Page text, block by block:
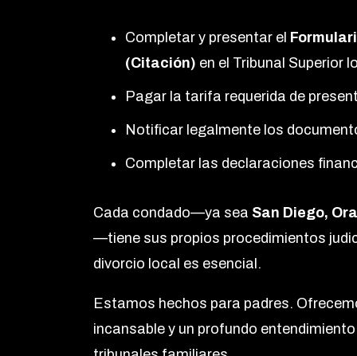
Completar y presentar el
(Citación) en el Tribunal Superior
Pagar la tarifa requerida de
Notificar legalmente los
Completar las declaraciones
Cada condado—ya sea San Diego,
—tiene sus propios procedimientos
divorcio local es esencial.
Estamos hechos para padres.
incansable y un profundo